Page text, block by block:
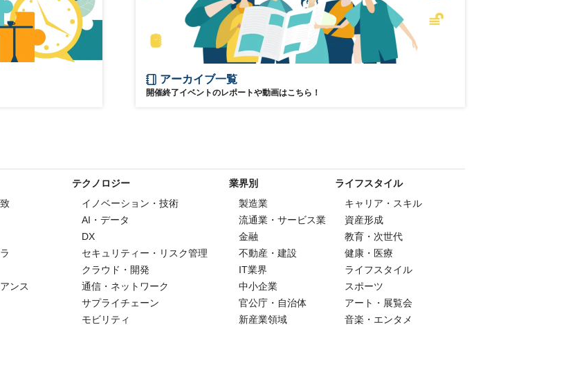
アーカイブ一覧
開催終了イベントのレポートや動画はこちら！
ンス
テクノロジー
イノベーション・技術
AI・データ
DX
セキュリティー・リスク管理
クラウド・開発
通信・ネットワーク
サプライチェーン
モビリティ
業界別
製造業
流通業・サービス業
金融
不動産・建設
IT業界
中小企業
官公庁・自治体
新産業領域
ライフスタイル
キャリア・スキル
資産形成
教育・次世代
健康・医療
ライフスタイル
スポーツ
アート・展覧会
音楽・エンタメ